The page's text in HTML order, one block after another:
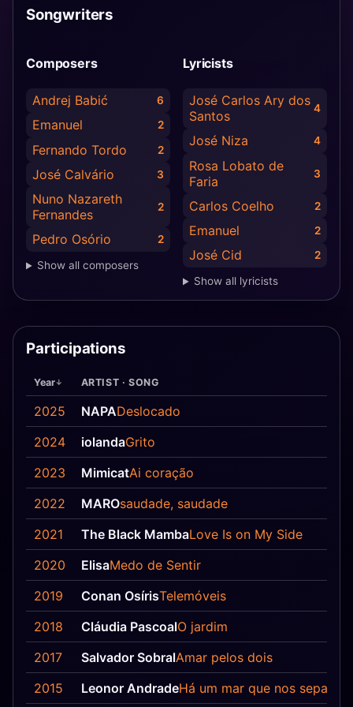
Songwriters
Composers
Andrej Babić 6
Emanuel 2
Fernando Tordo 2
José Calvário 3
Nuno Nazareth
Fernandes
2
Pedro Osório 2
Show all composers
Lyricists
José Carlos Ary dos
Santos
4
José Niza 4
Rosa Lobato de
Faria
3
Carlos Coelho 2
Emanuel 2
José Cid 2
Show all lyricists
Participations
Year ARTIST · SONG
2025 NAPADeslocado
2024
iolandaGrito
2023
MimicatAi coração
2022
MAROsaudade, saudade
2021
The Black MambaLove Is on My Side
2020
ElisaMedo de Sentir
2019
Conan OsírisTelemóveis
2018
Cláudia PascoalO jardim
2017
Salvador SobralAmar pelos dois
2015
Leonor AndradeHá um mar que nos separa